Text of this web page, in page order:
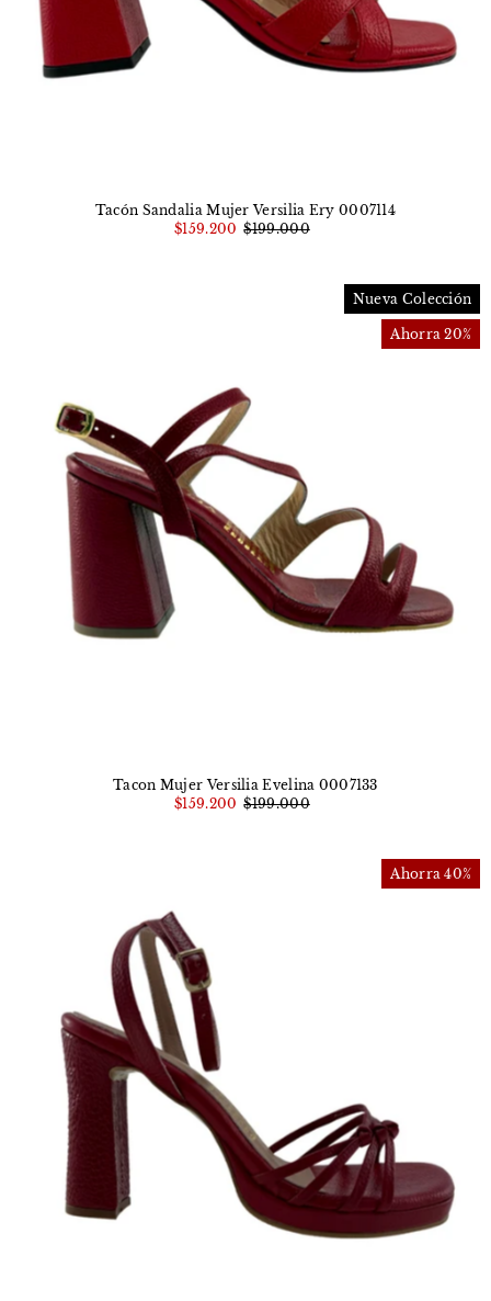
Tacón Sandalia Mujer Versilia Ery 0007114
$159.200 $199.000
Nueva Colección
Ahorra 20%
Tacon Mujer Versilia Evelina 0007133
$159.200 $199.000
Ahorra 40%